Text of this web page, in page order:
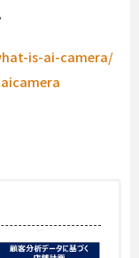
is-ai-camera/